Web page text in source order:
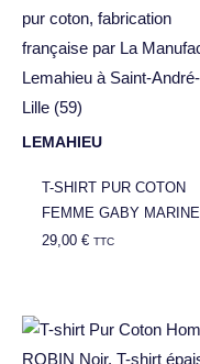
LEMAHIEU
T-SHIRT PUR COTON
FEMME GABY MARINE
29,00 € TTC